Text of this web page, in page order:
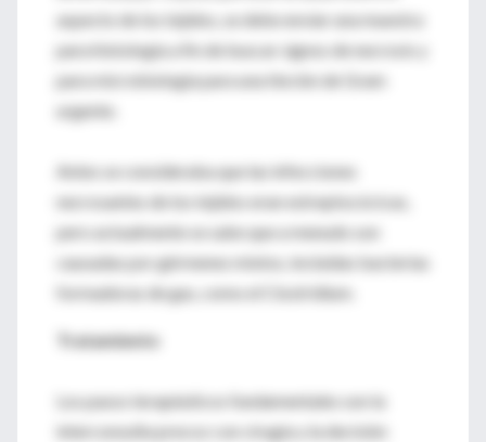
aspecto de los tejidos, se debe enviar una muestra
para histología a fin de buscar signos de necrosis y
para microbiología para una tinción de Gram
urgente.
Antes se consideraba que las infecciones
necrosantes de los tejidos eran estreptocócicas,
pero actualmente se sabe que a menudo son
causadas por gérmenes mixtos, incluidas bacterias
formadoras de gas, como el Clostridium.
Tratamiento
Los pasos terapéuticos fundamentales son la
interconsulta precoz con cirugía y la decisión